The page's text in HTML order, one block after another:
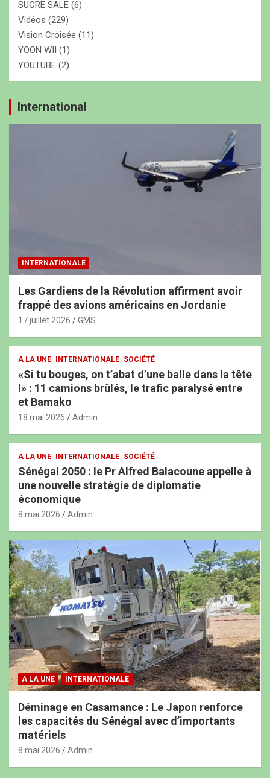
SUCRE SALE (6)
Vidéos (229)
Vision Croisée (11)
YOON WII (1)
YOUTUBE (2)
International
INTERNATIONALE
Les Gardiens de la Révolution affirment avoir
frappé des avions américains en Jordanie
17 juillet 2026 GMS
A LA UNE INTERNATIONALE SOCIÉTÉ
«Si tu bouges, on t’abat d’une balle dans la tête
!» : 11 camions brûlés, le trafic paralysé entre
et Bamako
18 mai 2026 Admin
A LA UNE INTERNATIONALE SOCIÉTÉ
Sénégal 2050 : le Pr Alfred Balacoune appelle à
une nouvelle stratégie de diplomatie
économique
8 mai 2026 Admin
A LA UNE INTERNATIONALE
Déminage en Casamance : Le Japon renforce
les capacités du Sénégal avec d’importants
matériels
8 mai 2026 Admin